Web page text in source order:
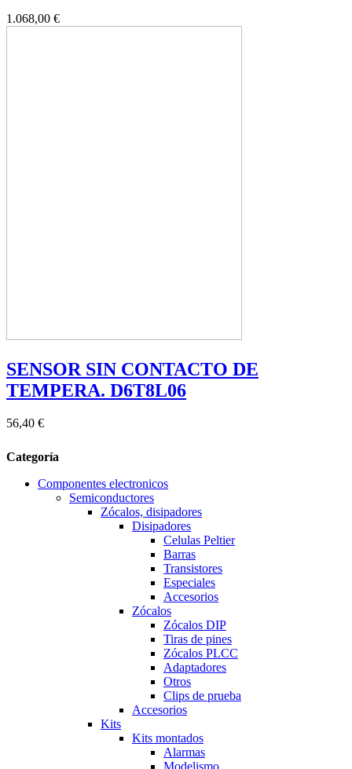
1.068,00 €
SENSOR SIN CONTACTO DE
TEMPERA. D6T8L06
56,40 €
Categoría
Componentes electronicos
Semiconductores
Zócalos, disipadores
Disipadores
Celulas Peltier
Barras
Transistores
Especiales
Accesorios
Zócalos
Zócalos DIP
Tiras de pines
Zócalos PLCC
Adaptadores
Otros
Clips de prueba
Accesorios
Kits
Kits montados
Alarmas